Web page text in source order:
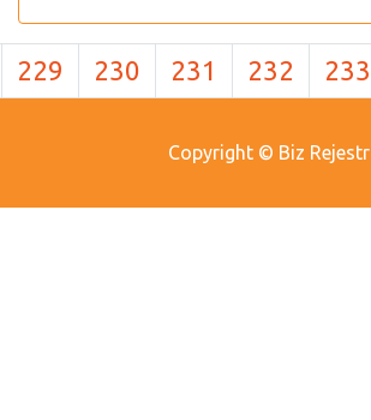
229 230 231 232 233
Copyright © Biz Rejestr